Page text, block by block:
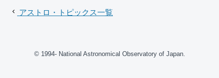
アストロ・トピックス一覧
© 1994- National Astronomical Observatory of Japan.